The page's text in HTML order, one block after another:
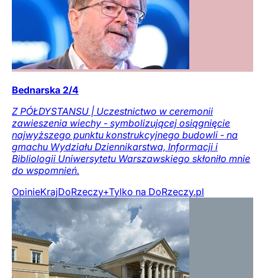
Bednarska 2/4
Z PÓŁDYSTANSU | Uczestnictwo w ceremonii
zawieszenia wiechy - symbolizującej osiągnięcie
najwyższego punktu konstrukcyjnego budowli - na
gmachu Wydziału Dziennikarstwa, Informacji i
Bibliologii Uniwersytetu Warszawskiego skłoniło mnie
do wspomnień.
OpinieKrajDoRzeczy+Tylko na DoRzeczy.pl